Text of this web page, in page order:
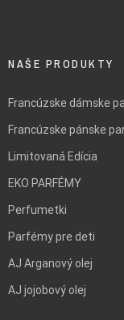
NAŠE PRODUKTY
Francúzske dámske
Francúzske pánske
Limitovaná Edícia
EKO PARFÉMY
Perfumetki
Parfémy pre deti
AJ Arganový olej
AJ jojobový olej